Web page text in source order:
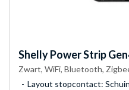
ShellyPower Strip
Zwart, WiFi, Bluetooth,
Layout stopcontact: